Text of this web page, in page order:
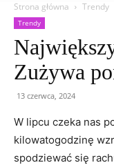
Strona główna
Trendy
Trendy
Zużywa
13 czerwca, 2024
W lipcu czeka nas
kilowatogodzinę
spodziewać się